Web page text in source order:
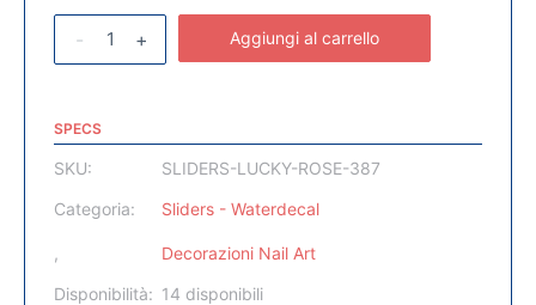
- + Aggiungi al carrello
SPECS
SKU:
SLIDERS-LUCKY-ROSE-387
Categoria:
Sliders - Waterdecal
,
Decorazioni Nail Art
Disponibilità: 14 disponibili